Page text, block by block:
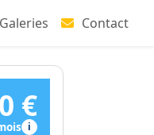
Galeries Contact
€
i